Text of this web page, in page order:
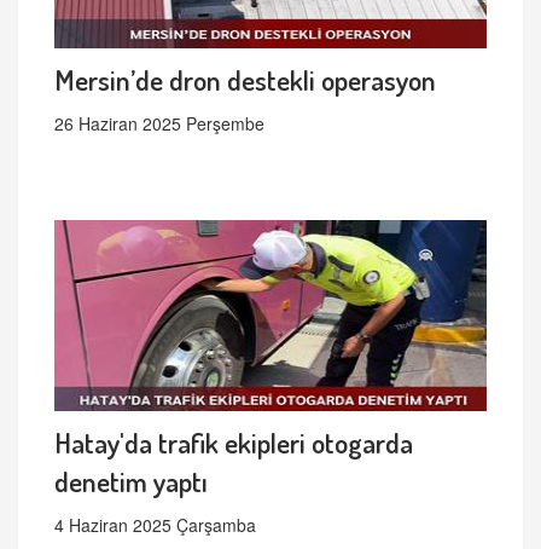
Mersin’de dron destekli operasyon
26 Haziran 2025 Perşembe
Hatay'da trafik ekipleri otogarda
denetim yaptı
4 Haziran 2025 Çarşamba